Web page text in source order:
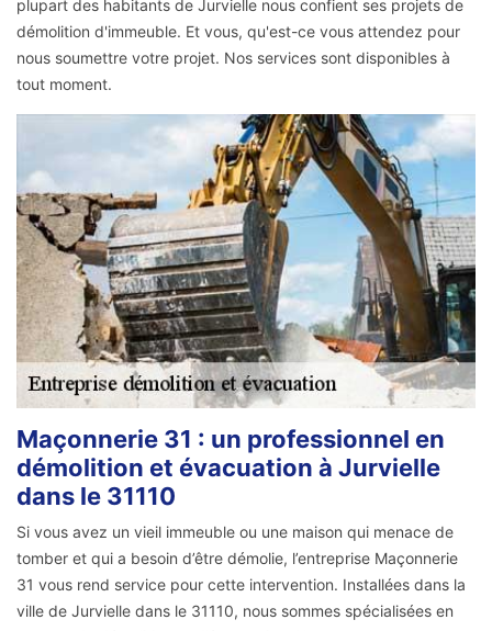
plupart des habitants de Jurvielle nous confient ses projets de
démolition d'immeuble. Et vous, qu'est-ce vous attendez pour
nous soumettre votre projet. Nos services sont disponibles à
tout moment.
Maçonnerie 31 : un professionnel en
démolition et évacuation à Jurvielle
dans le 31110
Si vous avez un vieil immeuble ou une maison qui menace de
tomber et qui a besoin d’être démolie, l’entreprise Maçonnerie
31 vous rend service pour cette intervention. Installées dans la
ville de Jurvielle dans le 31110, nous sommes spécialisées en